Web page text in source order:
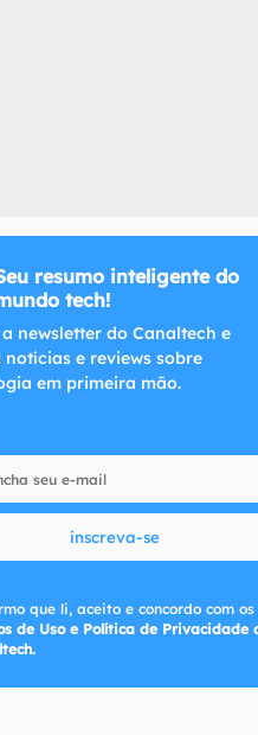
Canaltech.
resumo inteligente do
tech!
newsletter do Canaltech e
notícias e reviews sobre
em primeira mão.
inscreva-se
que li, aceito e concordo com os
de Uso e Política de Privacidade